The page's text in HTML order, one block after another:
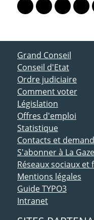
Lien vers le profil
Lien vers le
Lien
ACCÈS DIRECT
Grand Conseil
Conseil d'Etat
Ordre judiciaire
Comment voter
Législation
Offres d'emploi
Statistique
Contacts et
S'abonner à La
Réseaux sociaux et
Mentions légales
Guide TYPO3
Intranet